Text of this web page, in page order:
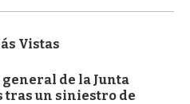
Vistas
de la Junta
tras un siniestro de